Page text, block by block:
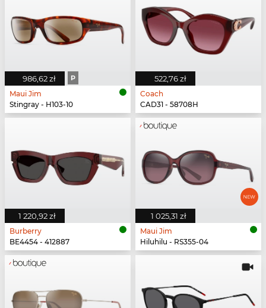
986,62 zł P
Maui Jim
Stingray - H103-10
522,76 zł
Coach
CAD31 - 58708H
1 220,92 zł
Burberry
BE4454 - 412887
1 025,31 zł
Maui Jim
Hiluhilu - RS355-04